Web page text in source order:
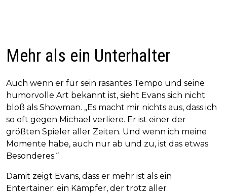
Mehr als ein Unterhalter
Auch wenn er für sein rasantes Tempo und seine
humorvolle Art bekannt ist, sieht Evans sich nicht
bloß als Showman. „Es macht mir nichts aus, dass ich
so oft gegen Michael verliere. Er ist einer der
größten Spieler aller Zeiten. Und wenn ich meine
Momente habe, auch nur ab und zu, ist das etwas
Besonderes.“
Damit zeigt Evans, dass er mehr ist als ein
Entertainer: ein Kämpfer, der trotz aller